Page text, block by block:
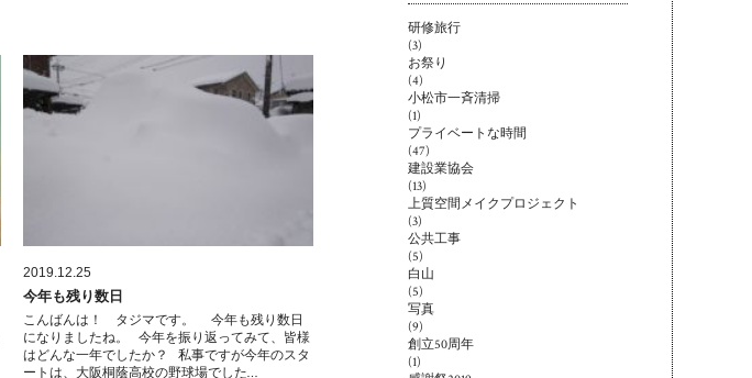
2019.12.25
今年も残り数日
こんばんは！ タジマです。 今年も残り数日
になりましたね。 今年を振り返ってみて、皆様
はどんな一年でしたか？ 私事ですが今年のスタ
ートは、大阪桐蔭高校の野球場でした…
研修旅行
(3)
お祭り
(4)
小松市一斉清掃
(1)
プライベートな時間
(47)
建設業協会
(13)
上質空間メイクプロジェクト
(3)
公共工事
(5)
白山
(5)
写真
(9)
創立50周年
(1)